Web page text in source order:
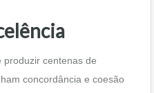
produzir centenas de
concordância e coesão